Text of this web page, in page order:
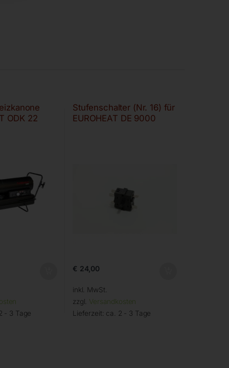
ODK 22
- 3 Tage
Stufenschalter (Nr. 16) für
EUROHEAT DE 9000
€ 24,00
inkl. MwSt.
zzgl. Versandkosten
Lieferzeit: ca. 2 - 3 Tage